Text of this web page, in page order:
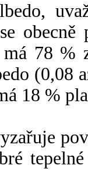
78 %
(0,08
18 %